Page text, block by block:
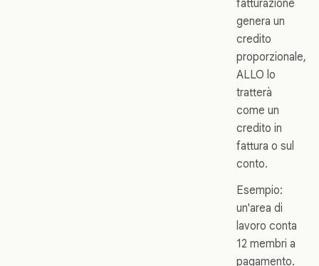
fatturazione
genera un
credito
proporzionale,
ALLO lo
tratterà
come un
credito in
fattura o sul
conto.
Esempio:
un'area di
lavoro conta
12 membri a
pagamento.